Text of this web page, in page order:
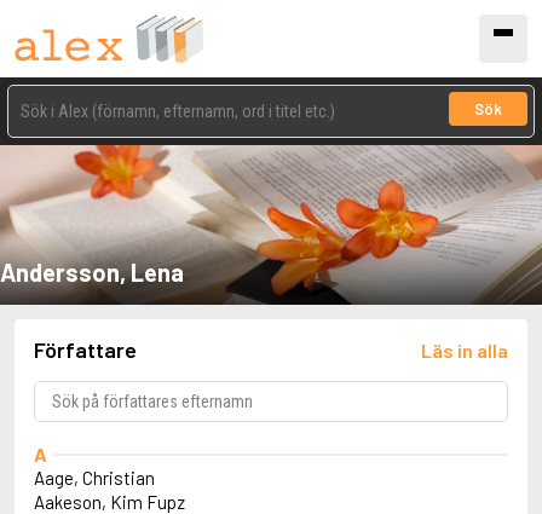
Sök
Andersson, Lena
Författare Läs in alla
A
Aage, Christian
Aakeson, Kim Fupz